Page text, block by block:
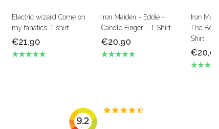
Electric wizard Come on
my fanatics T-shirt
€21,90
Iron Maiden - Eddie -
Candle Finger - T-Shirt
€20,90
Iron
The
Shirt